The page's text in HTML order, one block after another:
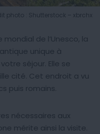
photo : Shutterstock – xbrchx
de l’Unesco, la
unique à
séjour. Elle se
cité. Cet endroit a vu
puis romains.
nécessaires aux
mérite ainsi la visite.